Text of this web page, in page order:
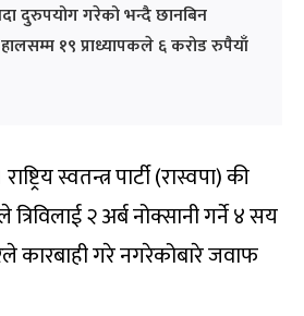
दुरुपयोग गरेको भन्दै छानबिन
१९ प्राध्यापकले ६ करोड रुपैयाँ
स्वतन्त्र पार्टी (रास्वपा) की
२ अर्ब नोक्सानी गर्ने ४ सय
कारबाही गरे नगरेकोबारे जवाफ